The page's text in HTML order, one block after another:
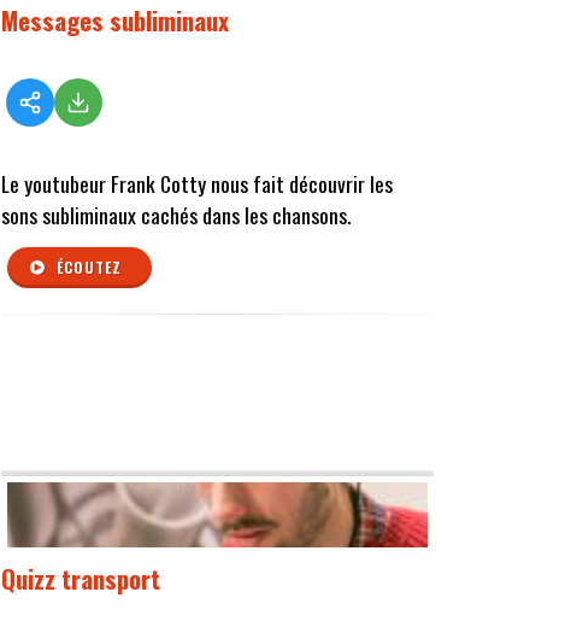
Messages subliminaux
Le youtubeur Frank Cotty nous fait découvrir les
sons subliminaux cachés dans les chansons.
ÉCOUTEZ
Quizz transport